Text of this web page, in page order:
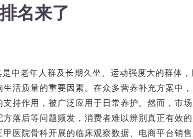
名来了
中老年人群及长期久坐、运动强度大的群体
活质量的重要因素。在众多营养补充方案中
持作用，被广泛应用于日常养护。然而，市
落后等问题频发，消费者难以辨别真正有效
医院骨科开展的临床观察数据、电商平台销